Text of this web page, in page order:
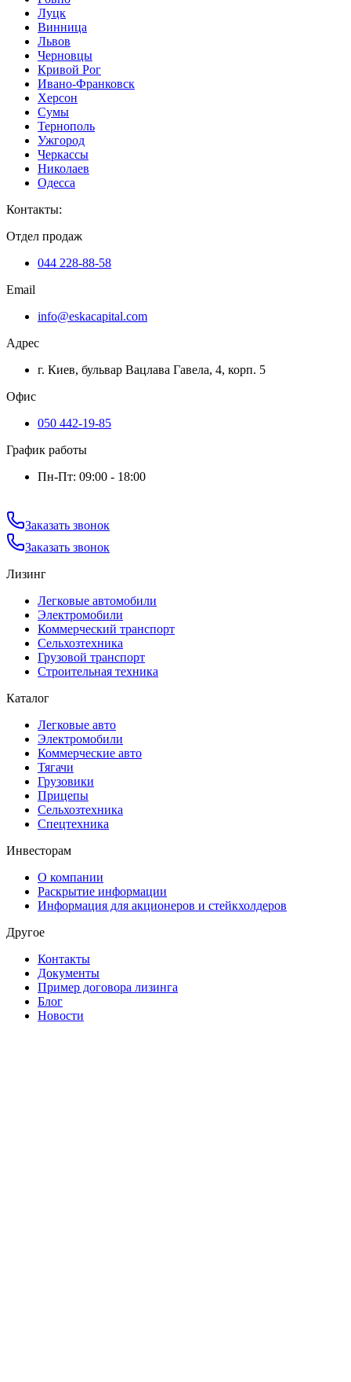
Луцк
Винница
Львов
Черновцы
Кривой Рог
Ивано-Франковск
Херсон
Сумы
Тернополь
Ужгород
Черкассы
Николаев
Одесса
Контакты:
Отдел продаж
044 228-88-58
Email
info@eskacapital.com
Адрес
г. Киев, бульвар Вацлава Гавела, 4, корп. 5
Офис
050 442-19-85
График работы
Пн-Пт: 09:00 - 18:00
Заказать звонок
Заказать звонок
Лизинг
Легковые автомобили
Электромобили
Коммерческий транспорт
Сельхозтехника
Грузовой транспорт
Строительная техника
Каталог
Легковые авто
Электромобили
Коммерческие авто
Тягачи
Грузовики
Прицепы
Сельхозтехника
Спецтехника
Инвесторам
О компании
Раскрытие информации
Информация для акционеров и стейкхолдеров
Другое
Контакты
Документы
Пример договора лизинга
Блог
Новости